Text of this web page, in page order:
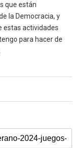
que están
la Democracia, y
estas actividades
para hacer de